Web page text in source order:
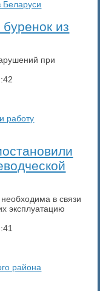
из
при
в связи
эксплуатацию